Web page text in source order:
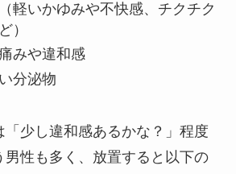
軽いかゆみや不快感、チクチク
）
みや違和感
分泌物
「少し違和感あるかな？」程度
男性も多く、放置すると以下の